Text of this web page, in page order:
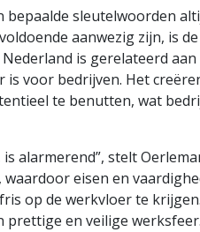
sleutelwoorden
aanwezig zijn, is
is gerelateerd
voor bedrijven. Het
te benutten, wat
alarmerend”, stelt
eisen en
op de werkvloer te
prettige en veilige werksfeer.